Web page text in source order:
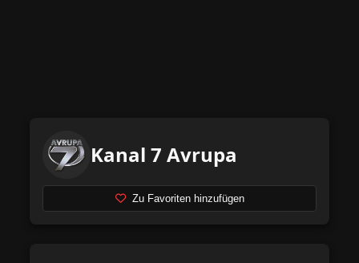
Kanal 7 Avrupa
Zu Favoriten hinzufügen